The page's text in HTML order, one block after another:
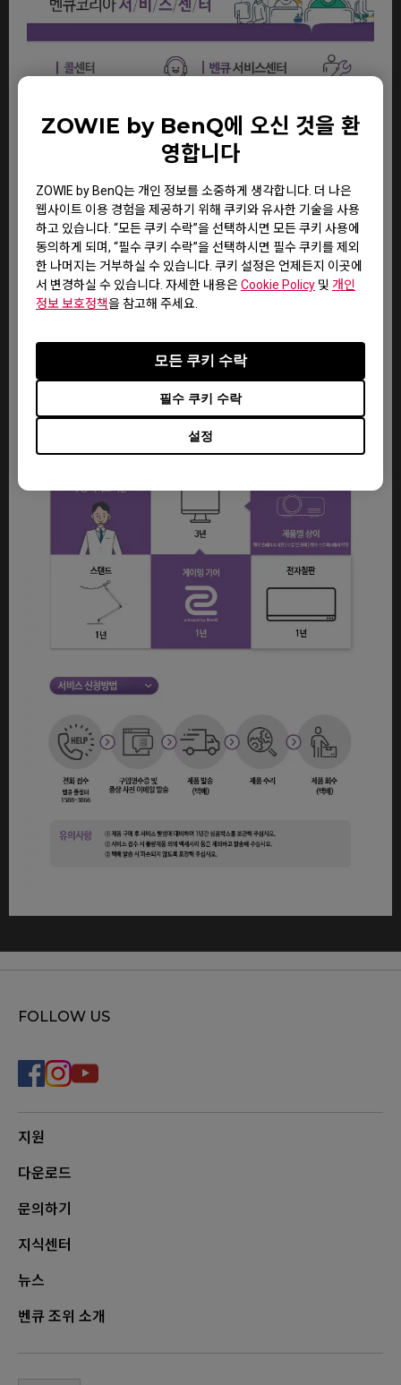
ZOWIE by BenQ에 오신 것을 환
영합니다
ZOWIE by BenQ는 개인 정보를 소중하게 생각합니다. 더 나은
웹사이트 이용 경험을 제공하기 위해 쿠키와 유사한 기술을 사용
하고 있습니다. “모든 쿠키 수락”을 선택하시면 모든 쿠키 사용에
동의하게 되며, “필수 쿠키 수락”을 선택하시면 필수 쿠키를 제외
한 나머지는 거부하실 수 있습니다. 쿠키 설정은 언제든지 이곳에
서 변경하실 수 있습니다. 자세한 내용은Cookie Policy 및 개인
정보 보호정책을 참고해 주세요.
설정
필수 쿠키 수락
모든 쿠키 수락
FOLLOW US
지원
다운로드
문의하기
지식센터
뉴스
벤큐 조위 소개